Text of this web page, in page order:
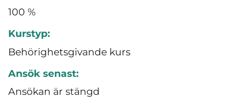
100 %
Kurstyp:
Behörighetsgivande kurs
Ansök senast:
Ansökan är stängd